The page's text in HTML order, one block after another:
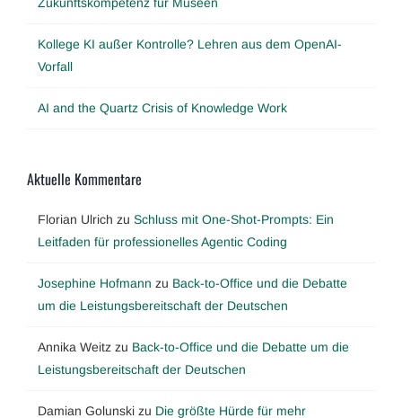
Zukunftskompetenz für Museen
Kollege KI außer Kontrolle? Lehren aus dem OpenAI-
Vorfall
AI and the Quartz Crisis of Knowledge Work
Aktuelle Kommentare
Florian Ulrich zu Schluss mit One-Shot-Prompts: Ein
Leitfaden für professionelles Agentic Coding
Josephine Hofmann zu Back-to-Office und die Debatte
um die Leistungsbereitschaft der Deutschen
Annika Weitz zu Back-to-Office und die Debatte um die
Leistungsbereitschaft der Deutschen
Damian Golunski zu Die größte Hürde für mehr